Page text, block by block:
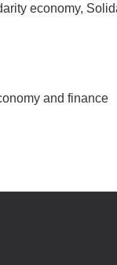
economy,
and finance